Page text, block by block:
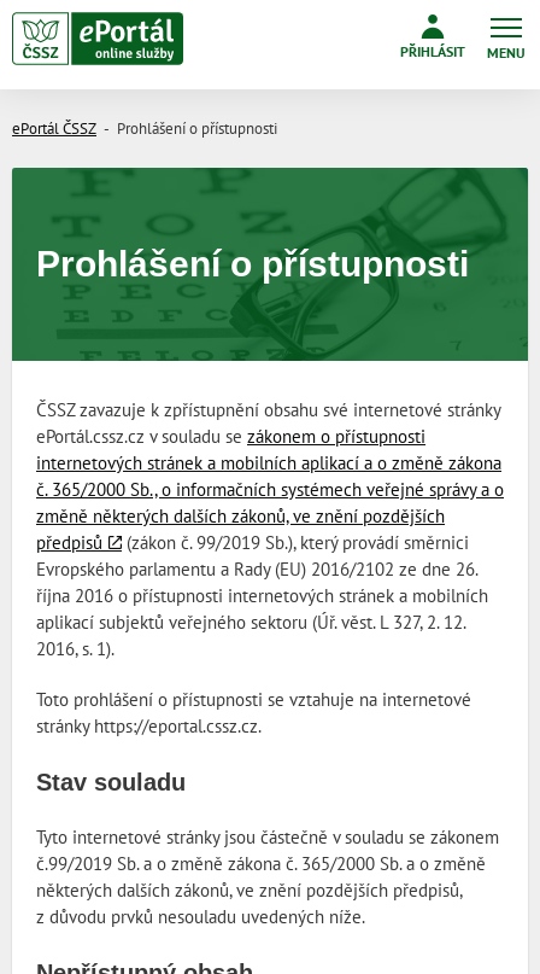
PŘIHLÁSIT MENU
ePortál ČSSZ Prohlášení o přístupnosti
Prohlášení o přístupnosti
ČSSZ zavazuje k zpřístupnění obsahu své internetové stránky
ePortál.cssz.cz v souladu se zákonem o přístupnosti
internetových stránek a mobilních aplikací a o změně zákona
č. 365/2000 Sb., o informačních systémech veřejné správy a o
změně některých dalších zákonů, ve znění pozdějších
předpisů
(zákon č. 99/2019 Sb.), který provádí směrnici
Evropského parlamentu a Rady (EU) 2016/2102 ze dne 26.
října 2016 o přístupnosti internetových stránek a mobilních
aplikací subjektů veřejného sektoru (Úř. věst. L 327, 2. 12.
2016, s. 1).
Toto prohlášení o přístupnosti se vztahuje na internetové
stránky https://eportal.cssz.cz.
Stav souladu
Tyto internetové stránky jsou částečně v souladu se zákonem
č.99/2019 Sb. a o změně zákona č. 365/2000 Sb. a o změně
některých dalších zákonů, ve znění pozdějších předpisů,
z důvodu prvků nesouladu uvedených níže.